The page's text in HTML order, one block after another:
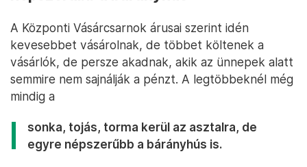
A Központi Vásárcsarnok árusai szerint idén
kevesebbet vásárolnak, de többet költenek a
vásárlók, de persze akadnak, akik az ünnepek alatt
semmire nem sajnálják a pénzt. A legtöbbeknél még
mindig a
sonka, tojás, torma kerül az asztalra, de
egyre népszerűbb a bárányhús is.